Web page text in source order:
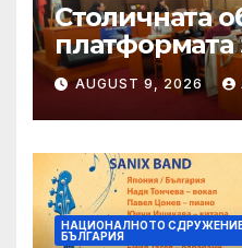
Столичната
платформата
граждански
Sofia
AUGUST 9, 2026
НАЦИОНАЛНОТО
БЪЛГАРИЯ